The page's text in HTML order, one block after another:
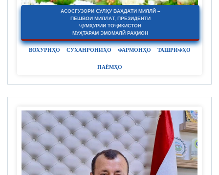
АСОСГУЗОРИ СУЛҲУ ВАҲДАТИ МИЛЛӢ –
ПЕШВОИ МИЛЛАТ, ПРЕЗИДЕНТИ
ҶУМҲУРИИ ТОҶИКИСТОН
МУҲТАРАМ ЭМОМАЛӢ РАҲМОН
ВОХУРИҲО СУХАНРОНИҲО ФАРМОНҲО ТАШРИФҲО
ПАЁМҲО